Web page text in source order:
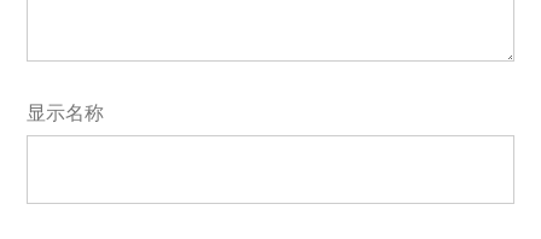
显示名称